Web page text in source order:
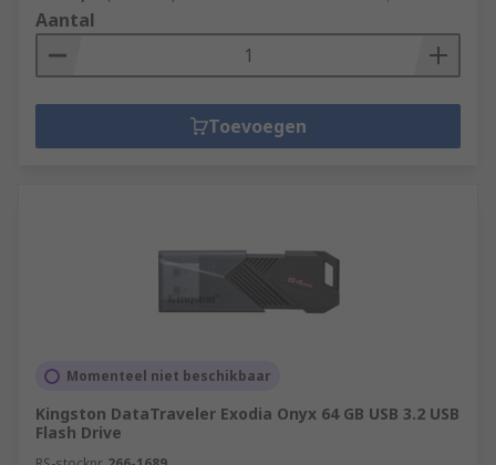
Aantal
Toevoegen
Momenteel niet beschikbaar
Kingston DataTraveler Exodia Onyx 64 GB USB 3.2 USB
Flash Drive